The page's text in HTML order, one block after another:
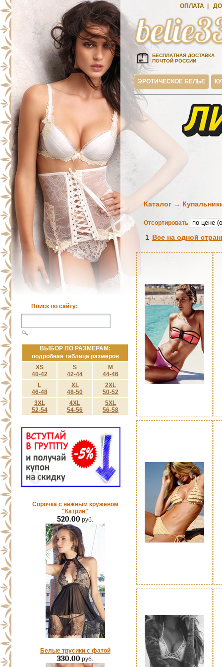
Поиск по сайту:
ВЫБОР ПО РАЗМЕРАМ:
подробная таблица размеров
XS
40-42
S
42-44
M
44-46
L
46-48
XL
48-50
2XL
50-52
3XL
52-54
4XL
54-56
5XL
56-58
Сорочка с нежным кружевом
"Катрин"
520.00 руб.
Белые трусики с фатой
330.00 руб.
ОПЛАТА
БЕСПЛАТНАЯ ДОСТАВКА
ПОЧТОЙ РОССИИ
ЭРОТИЧЕСКОЕ БЕЛЬЕ
Каталог →
Отсортировать
1 Все на одной